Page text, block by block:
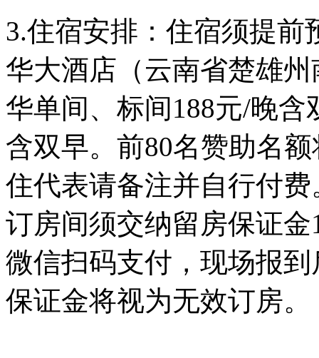
3.住宿安排：住宿须提
华大酒店（云南省楚雄
华单间、标间188元/晚
含双早。前80名赞助名
住代表请备注并自行付
订房间须交纳留房保证
微信扫码支付，现场报
保证金将视为无效订房。